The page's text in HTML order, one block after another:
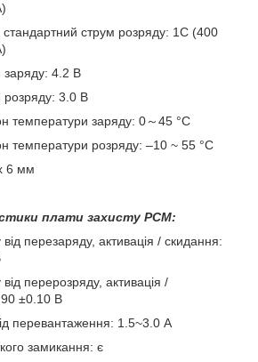
струм розряду: 1C (400
заряду: 4.2 В
розряду: 3.0 В
температури заряду: 0～45 °C
температури розряду: –10 ~ 55 °C
6 мм
плати захисту PCM:
перезаряду, активація / скидання:
перерозряду, активація /
±0.10 В
перевантаження: 1.5~3.0 А
замикання: є